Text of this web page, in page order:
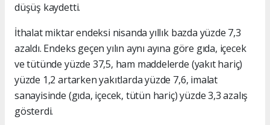
düşüş kaydetti.
İthalat miktar endeksi nisanda yıllık bazda yüzde 7,3
azaldı. Endeks geçen yılın aynı ayına göre gıda, içecek
ve tütünde yüzde 37,5, ham maddelerde (yakıt hariç)
yüzde 1,2 artarken yakıtlarda yüzde 7,6, imalat
sanayisinde (gıda, içecek, tütün hariç) yüzde 3,3 azalış
gösterdi.